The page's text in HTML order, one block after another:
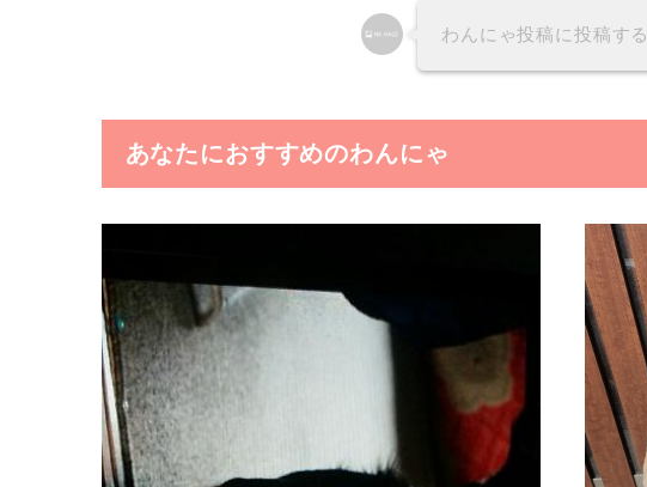
わんにゃ投稿に投稿する
あなたにおすすめのわんにゃ